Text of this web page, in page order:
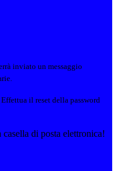
inviato un messaggio
il reset della password
di posta elettronica!